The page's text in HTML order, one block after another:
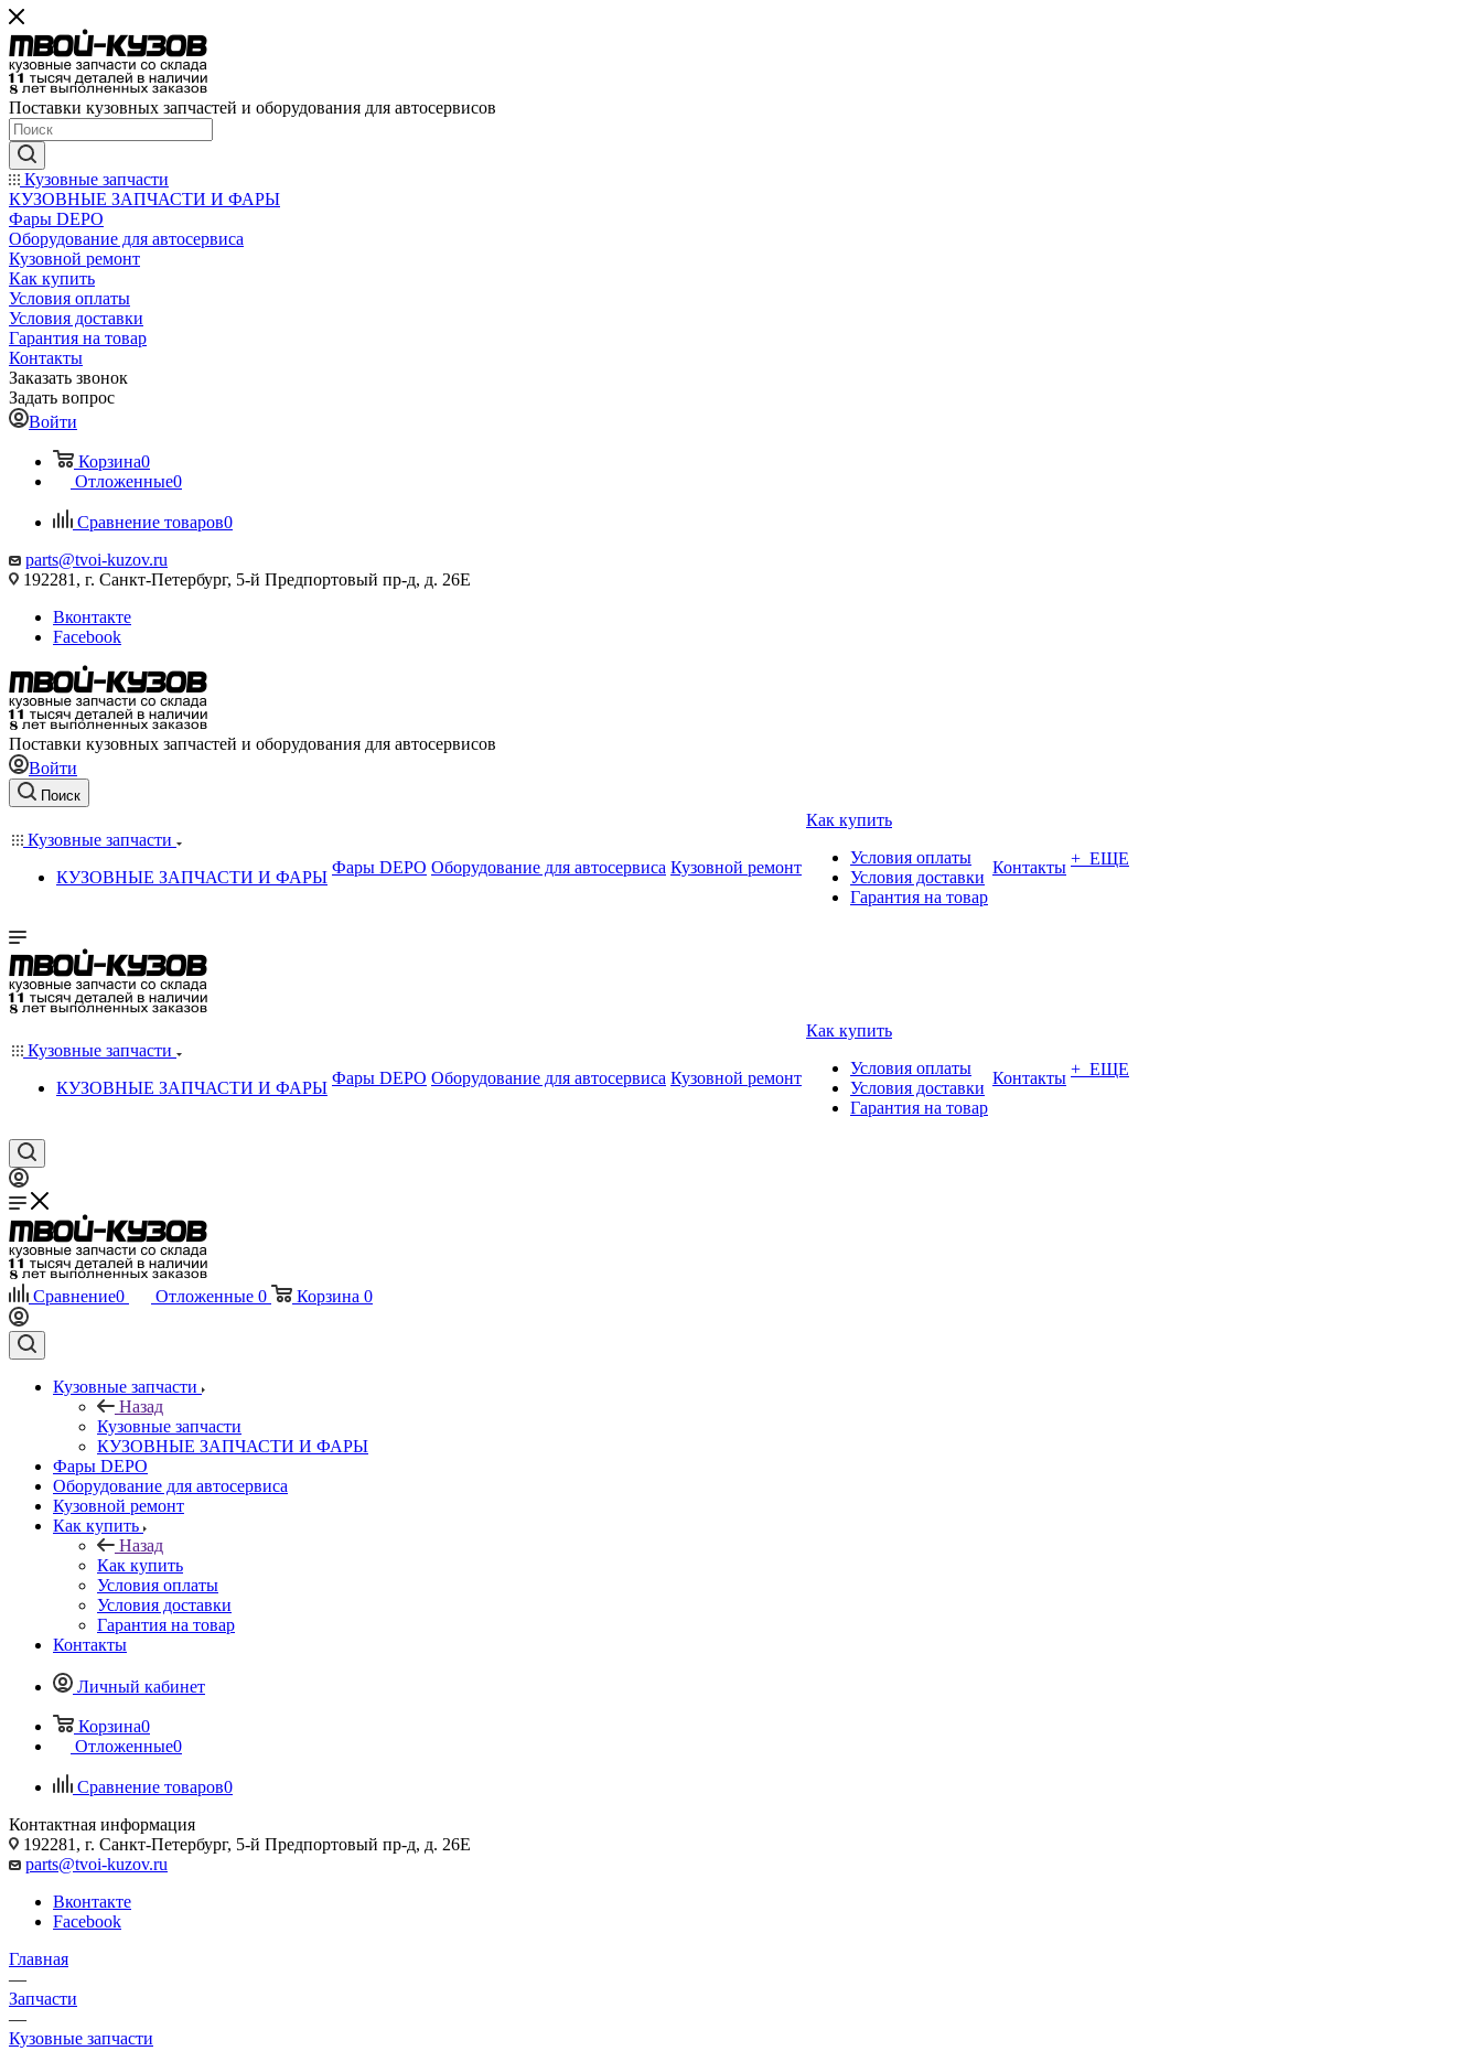
Поставки кузовных запчастей и оборудования для автосервисов
Кузовные запчасти
КУЗОВНЫЕ ЗАПЧАСТИ И ФАРЫ
Фары DEPO
Оборудование для автосервиса
Кузовной ремонт
Как купить
Условия оплаты
Условия доставки
Гарантия на товар
Контакты
Заказать звонок
Задать вопрос
Войти
Корзина0
Отложенные0
Сравнение товаров0
parts@tvoi-kuzov.ru
192281, г. Санкт-Петербург, 5-й Предпортовый пр-д, д. 26Е
Вконтакте
Facebook
Поставки кузовных запчастей и оборудования для автосервисов
Войти
Поиск
Кузовные запчасти
КУЗОВНЫЕ ЗАПЧАСТИ И ФАРЫ
Фары DEPO Оборудование для автосервиса Кузовной ремонт
Как купить
Условия оплаты
Условия доставки
Гарантия на товар
Контакты + ЕЩЕ
Кузовные запчасти
КУЗОВНЫЕ ЗАПЧАСТИ И ФАРЫ
Фары DEPO Оборудование для автосервиса Кузовной ремонт
Как купить
Условия оплаты
Условия доставки
Гарантия на товар
Контакты + ЕЩЕ
Сравнение0 Отложенные 0 Корзина 0
Кузовные запчасти
Назад
Кузовные запчасти
КУЗОВНЫЕ ЗАПЧАСТИ И ФАРЫ
Фары DEPO
Оборудование для автосервиса
Кузовной ремонт
Как купить
Назад
Как купить
Условия оплаты
Условия доставки
Гарантия на товар
Контакты
Личный кабинет
Корзина0
Отложенные0
Сравнение товаров0
Контактная информация
192281, г. Санкт-Петербург, 5-й Предпортовый пр-д, д. 26Е
parts@tvoi-kuzov.ru
Вконтакте
Facebook
Главная
—
Запчасти
—
Кузовные запчасти